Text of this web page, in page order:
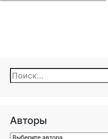
Найти:
Авторы